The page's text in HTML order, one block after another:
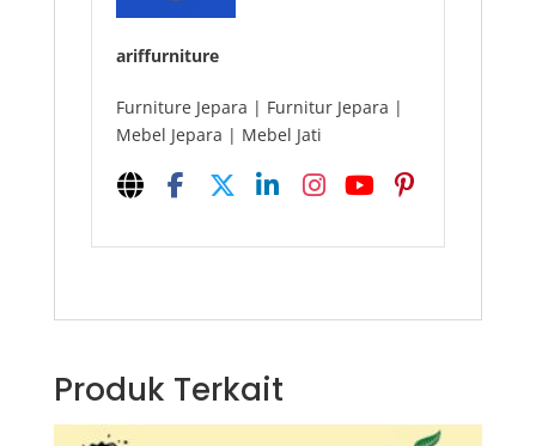
ariffurniture
Furniture Jepara | Furnitur Jepara |
Mebel Jepara | Mebel Jati
Produk Terkait